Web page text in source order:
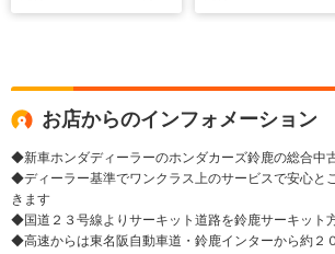
電動パーキングブ
お店からのインフォメーション
◆新車ホンダディーラーのホンダカーズ鈴鹿の総合中
◆ディーラー基準でワンクラス上のサービスで安心と
きます
◆国道２３号線よりサーキット道路を鈴鹿サーキット
◆高速からは東名阪自動車道・鈴鹿インターから約２